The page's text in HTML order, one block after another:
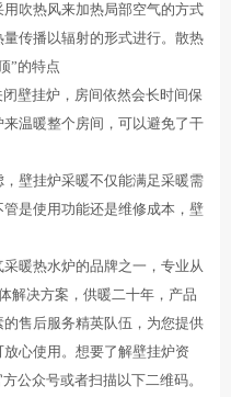
吹热风来加热局部空气的方式
传播以辐射的形式进行。散热
”的特点
壁挂炉，房间依然会长时间保
温暖整个房间，可以避免了干
壁挂炉采暖不仅能满足采暖需
是使用功能还是维修成本，壁
暖热水炉的品牌之一，专业从
解决方案，供暖二十年，产品
售后服务精英队伍，为您提供
心使用。想要了解壁挂炉资
公众号或者扫描以下二维码。